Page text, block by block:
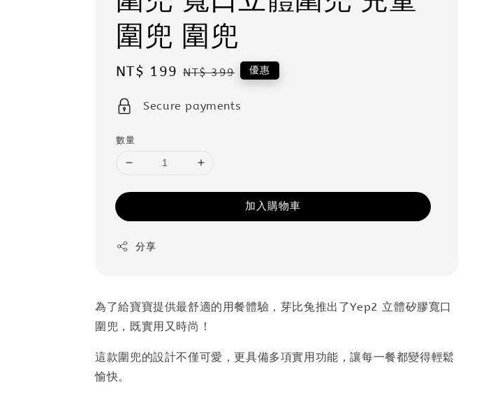
圍兜 圍兜
Sale
NT$ 199 Regular
NT$ 399 優惠
Secure payments
數量
加入購物車
分享
為了給寶寶提供最舒適的用餐體驗，芽比兔推出了Yep2 立體矽膠寬口
圍兜，既實用又時尚！
這款圍兜的設計不僅可愛，更具備多項實用功能，讓每一餐都變得輕鬆
愉快。